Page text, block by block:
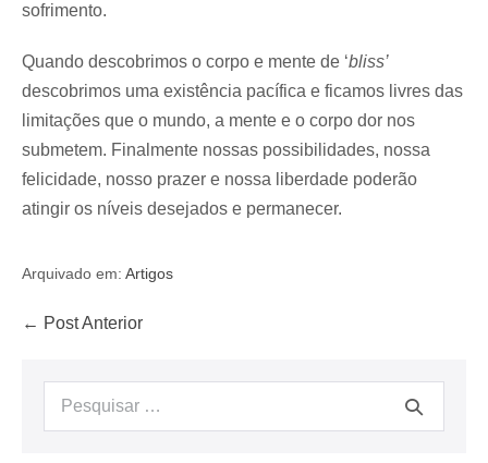
sofrimento.
Quando descobrimos o corpo e mente de ‘bliss’
descobrimos uma existência pacífica e ficamos livres das
limitações que o mundo, a mente e o corpo dor nos
submetem. Finalmente nossas possibilidades, nossa
felicidade, nosso prazer e nossa liberdade poderão
atingir os níveis desejados e permanecer.
Arquivado em: Artigos
← Post Anterior